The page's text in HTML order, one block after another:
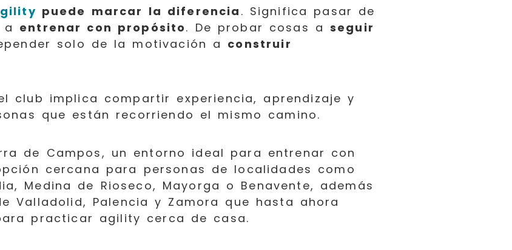
puede marcar la diferencia . Significa pasar de
a entrenar con propósito. De probar cosas aseguir
solo de la motivación a construir
club implica compartir experiencia, aprendizaje y
que están recorriendo el mismo camino.
de Campos, un entorno ideal para entrenar con
cercana para personas de localidades como
Medina de Rioseco, Mayorga o Benavente, además
Valladolid, Palencia y Zamora que hasta ahora
practicar agility cerca de casa.